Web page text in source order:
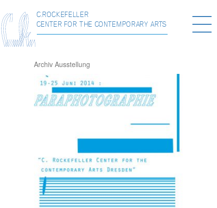
C.ROCKEFELLER
CENTER FOR THE CONTEMPORARY ARTS
Archiv Ausstellung